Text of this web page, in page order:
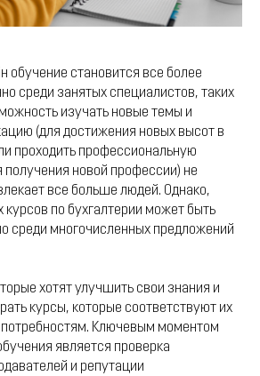
обучение становится все более
среди занятых специалистов, таких
изучать новые темы и
(для достижения новых высот в
проходить профессиональную
получения новой профессии) не
все больше людей. Однако,
курсов по бухгалтерии может быть
среди многочисленных предложений
хотят улучшить свои знания и
курсы, которые соответствуют их
Ключевым моментом
является проверка
и репутации